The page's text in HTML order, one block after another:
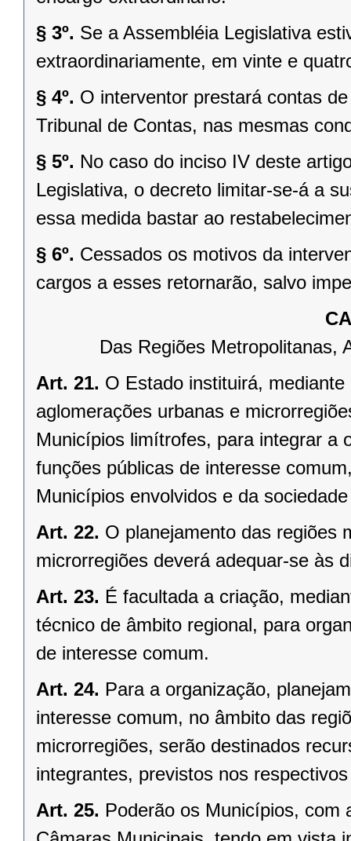
§ 3º. Se a Assembléia Legislativa
extraordinariamente, em vinte e
§ 4º. O interventor prestará contas
Tribunal de Contas, nas mesmas
§ 5º. No caso do inciso IV deste
Legislativa, o decreto limitar-se-á a
essa medida bastar ao
§ 6º. Cessados os motivos da
cargos a esses retornarão, salvo
Das Regiões Metropolitanas,
Art. 21. O Estado instituirá,
aglomerações urbanas e
Municípios limítrofes, para integrar a
funções públicas de interesse
Municípios envolvidos e da
Art. 22. O planejamento das regiões
microrregiões deverá adequar-se às
Art. 23. É facultada a criação,
técnico de âmbito regional, para
de interesse comum.
Art. 24. Para a organização,
interesse comum, no âmbito das
microrregiões, serão destinados
integrantes, previstos nos
Art. 25. Poderão os Municípios, com